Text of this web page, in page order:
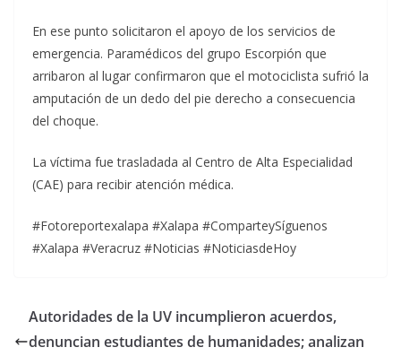
En ese punto solicitaron el apoyo de los servicios de
emergencia. Paramédicos del grupo Escorpión que
arribaron al lugar confirmaron que el motociclista sufrió la
amputación de un dedo del pie derecho a consecuencia
del choque.
La víctima fue trasladada al Centro de Alta Especialidad
(CAE) para recibir atención médica.
#Fotoreportexalapa #Xalapa #ComparteySíguenos
#Xalapa #Veracruz #Noticias #NoticiasdeHoy
Autoridades de la UV incumplieron acuerdos,
denuncian estudiantes de humanidades; analizan